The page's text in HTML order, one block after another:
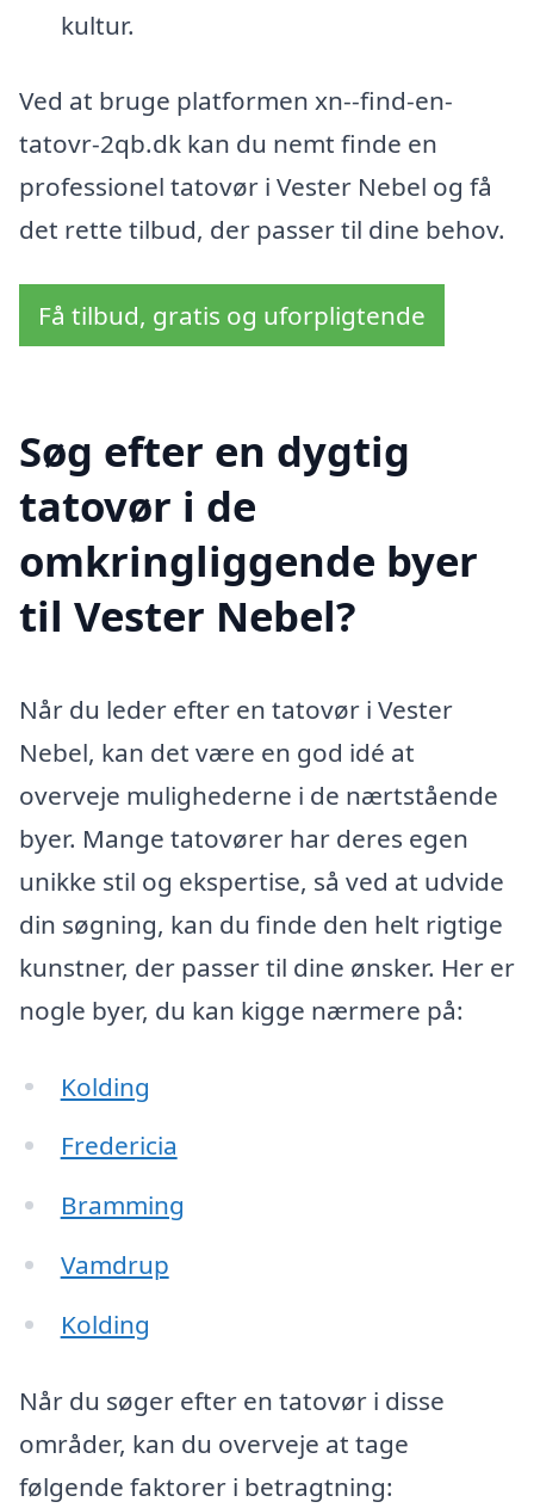
kultur.
Ved at bruge platformen xn--find-en-
tatovr-2qb.dk kan du nemt finde en
professionel tatovør i Vester Nebel og få
det rette tilbud, der passer til dine behov.
Få tilbud, gratis og uforpligtende
Søg efter en dygtig
tatovør i de
omkringliggende byer
til Vester Nebel?
Når du leder efter en tatovør i Vester
Nebel, kan det være en god idé at
overveje mulighederne i de nærtstående
byer. Mange tatovører har deres egen
unikke stil og ekspertise, så ved at udvide
din søgning, kan du finde den helt rigtige
kunstner, der passer til dine ønsker. Her er
nogle byer, du kan kigge nærmere på:
Kolding
Fredericia
Bramming
Vamdrup
Kolding
Når du søger efter en tatovør i disse
områder, kan du overveje at tage
følgende faktorer i betragtning: